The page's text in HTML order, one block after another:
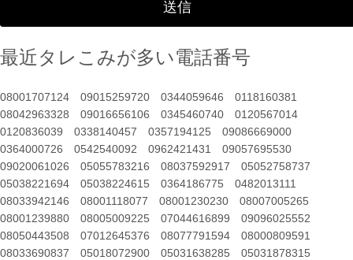
最近タレこみが多い電話番号
08001707124 09015259720 0344059646
0118160381
08042963328
09016656106 0345460740
0120567014
0120836039
0338140457 0357194125
09086669000
0364000726
0542540092 0962421431
09057695530
09020061026
05055783216 08037592917
05052758737
05038221694
05038224615 0364186775
0482013111
08033942146
08001118077 08001230230
08007005265
08001239880
08005009225 07044616899
09096025552
08050443508
07012645376 08077791594
08000809591
08033690837
05018072900 05031638285 05031878315